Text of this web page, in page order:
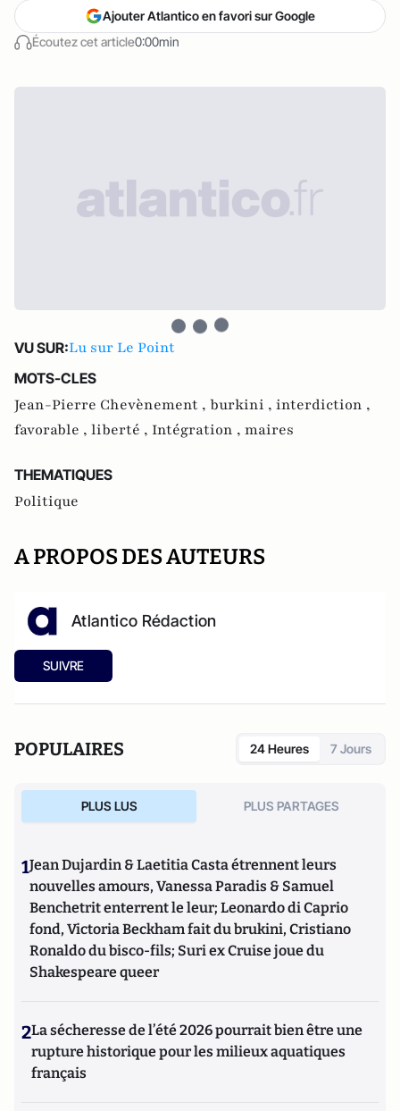
Écoutez cet article0:00min
Ajouter Atlantico en favori sur Google
VU SUR:Lu sur Le Point
MOTS-CLES
Jean-Pierre Chevènement , burkini , interdiction ,
favorable , liberté , Intégration , maires
THEMATIQUES
Politique
A PROPOS DES AUTEURS
Atlantico Rédaction
SUIVRE
POPULAIRES 24 Heures 7 Jours
PLUS LUS PLUS PARTAGES
1Jean Dujardin & Laetitia Casta étrennent leurs
nouvelles amours, Vanessa Paradis & Samuel
Benchetrit enterrent le leur; Leonardo di Caprio
fond, Victoria Beckham fait du brukini, Cristiano
Ronaldo du bisco-fils; Suri ex Cruise joue du
Shakespeare queer
2La sécheresse de l’été 2026 pourrait bien être une
rupture historique pour les milieux aquatiques
français